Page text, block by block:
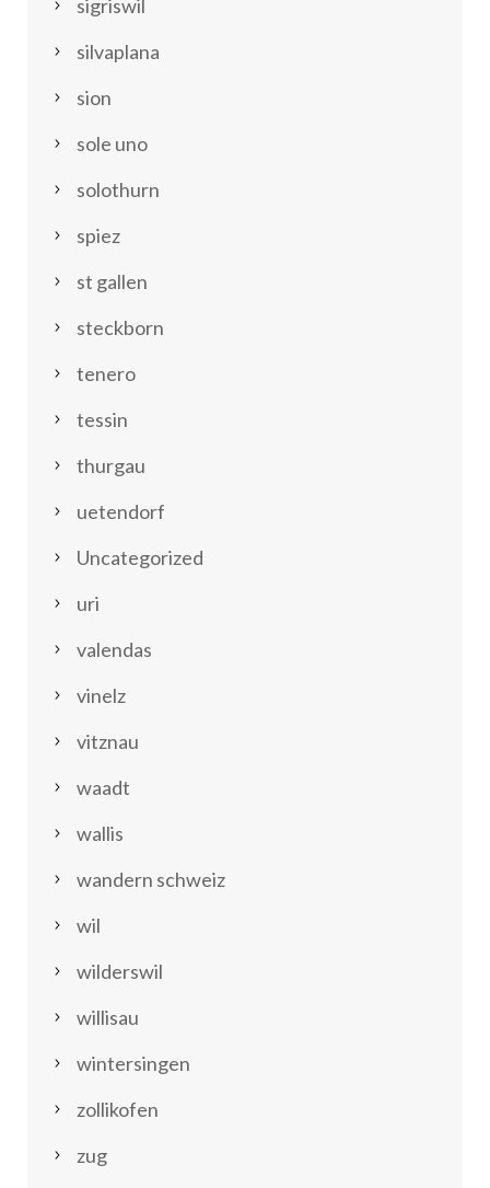
sigriswil
silvaplana
sion
sole uno
solothurn
spiez
st gallen
steckborn
tenero
tessin
thurgau
uetendorf
Uncategorized
uri
valendas
vinelz
vitznau
waadt
wallis
wandern schweiz
wil
wilderswil
willisau
wintersingen
zollikofen
zug